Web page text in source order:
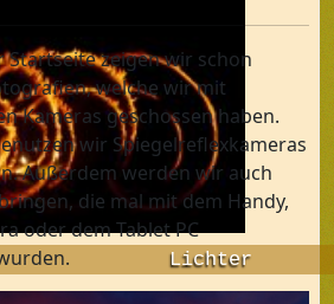
Lichter
Startseite zeigen wir schon
welche wir mit
Kameras geschossen haben.
wir Spiegelreflexkameras
Außerdem werden wir auch
die mal mit dem Handy,
oder dem Tablet PC